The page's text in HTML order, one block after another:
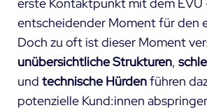
erste Kontaktpunkt mit dem EVU
entscheidender Moment für den
Doch zu oft ist dieser Moment
unübersichtliche Strukturen,
und technische Hürdenführen
potenzielle Kund:innen